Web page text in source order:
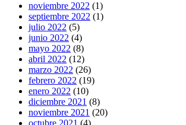
noviembre 2022 (1)
septiembre 2022 (1)
julio 2022 (5)
junio 2022 (4)
mayo 2022 (8)
abril 2022 (12)
marzo 2022 (26)
febrero 2022 (19)
enero 2022 (10)
diciembre 2021 (8)
noviembre 2021 (20)
octubre 2021 (4)